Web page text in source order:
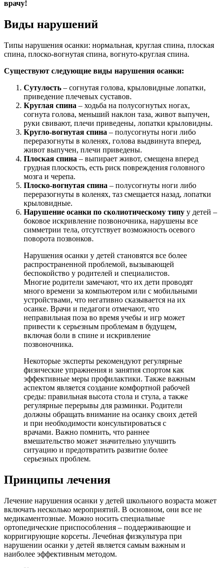
врачу!
Виды нарушений
Типы нарушения осанки: нормальная, круглая спина, плоская
спина, плоско-вогнутая спина, вогнуто-круглая спина.
Существуют следующие виды нарушения осанки:
Сутулость – согнутая голова, крыловидные лопатки,
приведение плечевых суставов.
Круглая спина – ходьба на полусогнутых ногах,
согнута голова, меньший наклон таза, живот выпучен,
руки свивают, плечи приведены, лопатки крыловидны.
Кругло-вогнутая спина – полусогнуты ноги либо
переразогнуты в коленях, голова выдвинута вперед,
живот выпучен, плечи приведены.
Плоская спина – выпирает живот, смещена вперед
грудная плоскость, есть риск повреждения головного
мозга и черепа.
Плоско-вогнутая спина – полусогнуты ноги либо
переразогнуты в коленях, таз смещается назад, лопатки
крыловидные.
Нарушение осанки по сколиотическому типу у детей –
боковое искривление позвоночника, нарушены все
симметрии тела, отсутствует возможность осевого
поворота позвонков.
Нарушения осанки у детей становятся все более
распространенной проблемой, вызывающей
беспокойство у родителей и специалистов.
Многие родители замечают, что их дети проводят
много времени за компьютером или с мобильными
устройствами, что негативно сказывается на их
осанке. Врачи и педагоги отмечают, что
неправильная поза во время учебы и игр может
привести к серьезным проблемам в будущем,
включая боли в спине и искривление
позвоночника.
Некоторые эксперты рекомендуют регулярные
физические упражнения и занятия спортом как
эффективные меры профилактики. Также важным
аспектом является создание комфортной рабочей
среды: правильная высота стола и стула, а также
регулярные перерывы для разминки. Родители
должны обращать внимание на осанку своих детей
и при необходимости консультироваться с
врачами. Важно помнить, что раннее
вмешательство может значительно улучшить
ситуацию и предотвратить развитие более
серьезных проблем.
Принципы лечения
Лечение нарушения осанки у детей школьного возраста может
включать несколько мероприятий. В основном, они все не
медикаментозные. Можно носить специальные
ортопедические приспособления – поддерживающие и
корригирующие корсеты. Лечебная физкультура при
нарушении осанки у детей является самым важным и
наиболее эффективным методом.